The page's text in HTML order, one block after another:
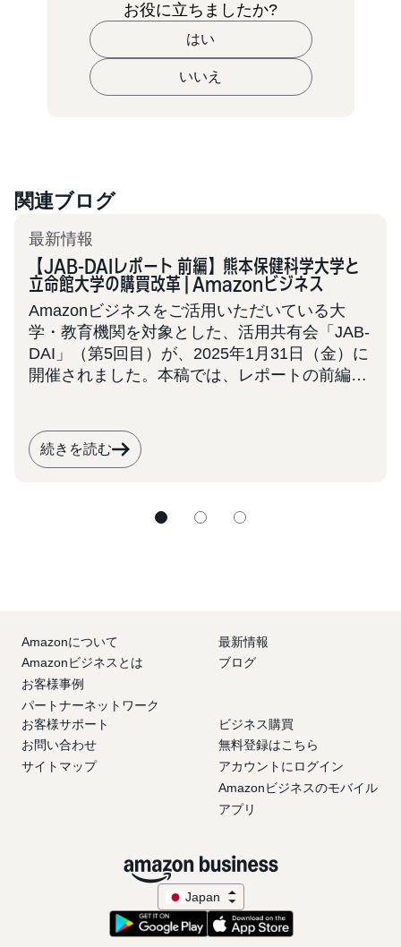
お役に立ちましたか?
はい
いいえ
関連ブログ
最新情報
【JAB-DAIレポート 前編】熊本保健科学大学と
立命館大学の購買改革 | Amazonビジネス
Amazonビジネスをご活用いただいている大
学・教育機関を対象とした、活用共有会「JAB-
DAI」（第5回目）が、2025年1月31日（金）に
開催されました。本稿では、レポートの前編と
学・学校法人での業務効率化にご関心をお持ち
の皆様は、ぜひ本事例を参考に、次回の共有会
続きを読む
Amazonについて
Amazonビジネスとは
お客様事例
パートナーネットワーク
最新情報
ブログ
お客様サポート
お問い合わせ
サイトマップ
ビジネス購買
無料登録はこちら
アカウントにログイン
Amazonビジネスのモバイル
アプリ
Japan